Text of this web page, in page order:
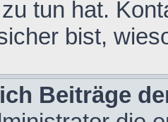
tun hat.
bist,
Beiträge